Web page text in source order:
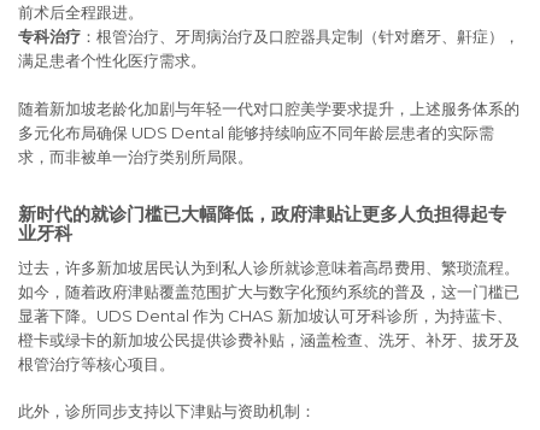
前术后全程跟进。
专科治疗 ：根管治疗、牙周病治疗及口腔器具定制（针对磨牙、鼾症），
满足患者个性化医疗需求。
随着新加坡老龄化加剧与年轻一代对口腔美学要求提升，上述服务体系的
多元化布局确保 UDS Dental 能够持续响应不同年龄层患者的实际需
求，而非被单一治疗类别所局限。
新时代的就诊门槛已大幅降低，政府津贴让更多人负担得起专
业牙科
过去，许多新加坡居民认为到私人诊所就诊意味着高昂费用、繁琐流程。
如今，随着政府津贴覆盖范围扩大与数字化预约系统的普及，这一门槛已
显著下降。UDS Dental 作为 CHAS 新加坡认可牙科诊所，为持蓝卡、
橙卡或绿卡的新加坡公民提供诊费补贴，涵盖检查、洗牙、补牙、拔牙及
根管治疗等核心项目。
此外，诊所同步支持以下津贴与资助机制：